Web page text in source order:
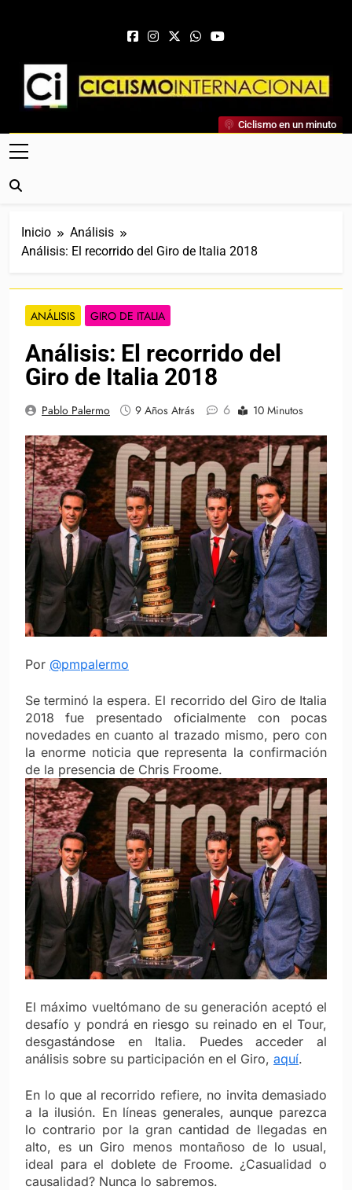
Ciclismo Internacional
Web Dedicada Al Ciclismo Mundial. Entrevistas, Análisis,
Crónicas, Previas Y Más. La Web Ciclista De Referencia.
Ciclismo en un minuto
Inicio
Análisis
Análisis: El recorrido del Giro de Italia 2018
ANÁLISIS GIRO DE ITALIA
Análisis: El recorrido del
Giro de Italia 2018
Pablo Palermo 9 Años Atrás 6 10 Minutos
Por @pmpalermo
Se terminó la espera. El recorrido del Giro de Italia
2018 fue presentado oficialmente con pocas
novedades en cuanto al trazado mismo, pero con
la enorme noticia que representa la confirmación
de la presencia de Chris Froome.
El máximo vueltómano de su generación aceptó el
desafío y pondrá en riesgo su reinado en el Tour,
desgastándose en Italia. Puedes acceder al
análisis sobre su participación en el Giro, aquí.
En lo que al recorrido refiere, no invita demasiado
a la ilusión. En líneas generales, aunque parezca
lo contrario por la gran cantidad de llegadas en
alto, es un Giro menos montañoso de lo usual,
ideal para el doblete de Froome. ¿Casualidad o
causalidad? Nunca lo sabremos.